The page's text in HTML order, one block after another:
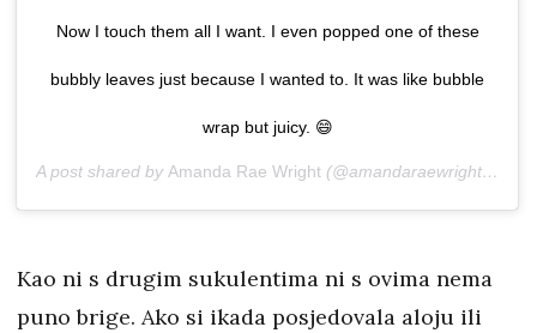
Now I touch them all I want. I even popped one of these
bubbly leaves just because I wanted to. It was like bubble
wrap but juicy. 😄
A post shared by Amanda Rae Wright (@amandaraewright) on
Kao ni s drugim sukulentima ni s ovima nema
puno brige. Ako si ikada posjedovala aloju ili